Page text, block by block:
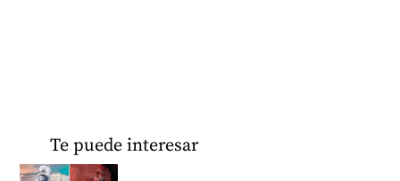
Te puede interesar